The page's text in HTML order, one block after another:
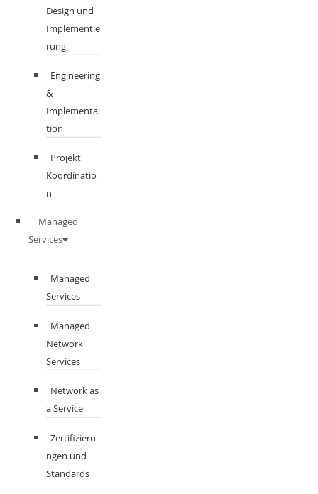
Design und
Implementie
rung
Engineering
&
Implementa
tion
Projekt
Koordinatio
n
Managed
Services
Managed
Services
Managed
Network
Services
Network as
a Service
Zertifizieru
ngen und
Standards